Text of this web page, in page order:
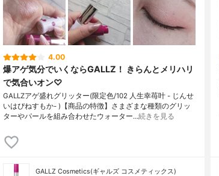
4.00
爆アゲ気分でいくならGALLZ！ きらんとメリハリ
で気合いオン♡
GALLZアゲ盛れグリッター(限定色/102 人生幸苺叶 - じんせ
いはぴねすもか- )【商品の特徴】さまざまな種類のグリッ
ターやパールを組み合わせたウォーター…続きを見る
GALLZ Cosmetics(ギャルズ コスメティックス)